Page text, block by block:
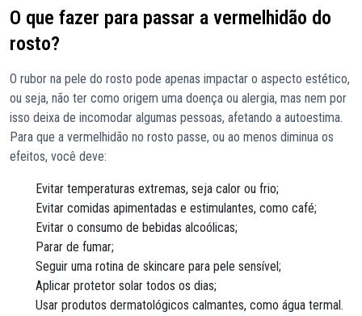
O que fazer para passar a vermelhidão do
rosto?
O rubor na pele do rosto pode apenas impactar o aspecto estético,
ou seja, não ter como origem uma doença ou alergia, mas nem por
isso deixa de incomodar algumas pessoas, afetando a autoestima.
Para que a vermelhidão no rosto passe, ou ao menos diminua os
efeitos, você deve:
Evitar temperaturas extremas, seja calor ou frio;
Evitar comidas apimentadas e estimulantes, como café;
Evitar o consumo de bebidas alcoólicas;
Parar de fumar;
Seguir uma rotina de skincare para pele sensível;
Aplicar protetor solar todos os dias;
Usar produtos dermatológicos calmantes, como água termal.